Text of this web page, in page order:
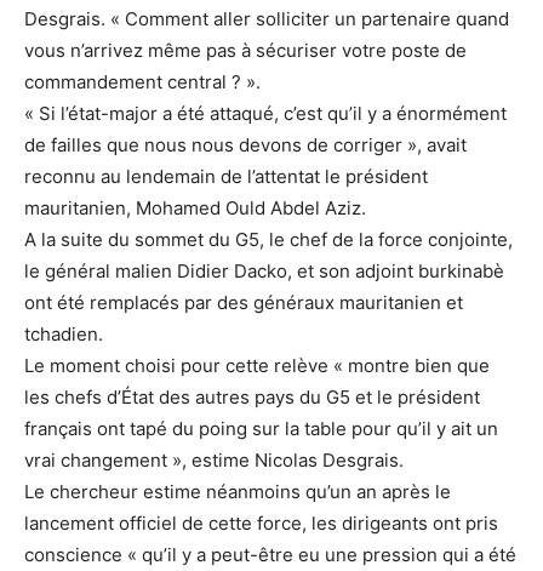
Desgrais. « Comment aller solliciter un partenaire quand
vous n’arrivez même pas à sécuriser votre poste de
commandement central ? ».
« Si l’état-major a été attaqué, c’est qu’il y a énormément
de failles que nous nous devons de corriger », avait
reconnu au lendemain de l’attentat le président
mauritanien, Mohamed Ould Abdel Aziz.
A la suite du sommet du G5, le chef de la force conjointe,
le général malien Didier Dacko, et son adjoint burkinabè
ont été remplacés par des généraux mauritanien et
tchadien.
Le moment choisi pour cette relève « montre bien que
les chefs d’État des autres pays du G5 et le président
français ont tapé du poing sur la table pour qu’il y ait un
vrai changement », estime Nicolas Desgrais.
Le chercheur estime néanmoins qu’un an après le
lancement officiel de cette force, les dirigeants ont pris
conscience « qu’il y a peut-être eu une pression qui a été